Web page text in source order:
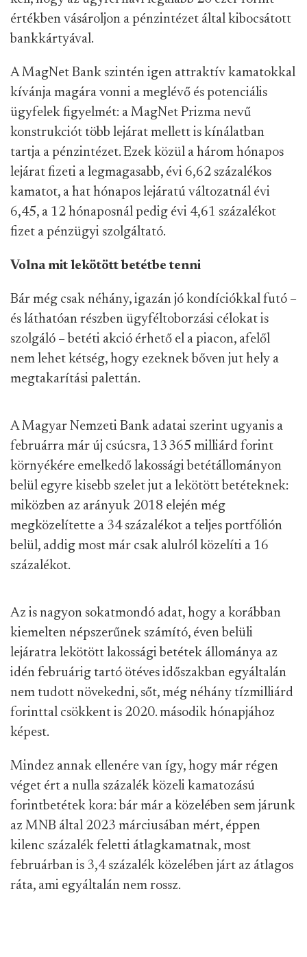
értékben vásároljon a pénzintézet által kibocsátott
bankkártyával.
A MagNet Bank szintén igen attraktív kamatokkal
kívánja magára vonni a meglévő és potenciális
ügyfelek figyelmét: a MagNet Prizma nevű
konstrukciót több lejárat mellett is kínálatban
tartja a pénzintézet. Ezek közül a három hónapos
lejárat fizeti a legmagasabb, évi 6,62 százalékos
kamatot, a hat hónapos lejáratú változatnál évi
6,45, a 12 hónaposnál pedig évi 4,61 százalékot
fizet a pénzügyi szolgáltató.
Volna mit lekötött betétbe tenni
Bár még csak néhány, igazán jó kondíciókkal futó –
és láthatóan részben ügyféltoborzási célokat is
szolgáló – betéti akció érhető el a piacon, afelől
nem lehet kétség, hogy ezeknek bőven jut hely a
megtakarítási palettán.
A Magyar Nemzeti Bank adatai szerint ugyanis a
februárra már új csúcsra, 13 365 milliárd forint
környékére emelkedő lakossági betétállományon
belül egyre kisebb szelet jut a lekötött betéteknek:
miközben az arányuk 2018 elején még
megközelítette a 34 százalékot a teljes portfólión
belül, addig most már csak alulról közelíti a 16
százalékot.
Az is nagyon sokatmondó adat, hogy a korábban
kiemelten népszerűnek számító, éven belüli
lejáratra lekötött lakossági betétek állománya az
idén februárig tartó ötéves időszakban egyáltalán
nem tudott növekedni, sőt, még néhány tízmilliárd
forinttal csökkent is 2020. második hónapjához
képest.
Mindez annak ellenére van így, hogy már régen
véget ért a nulla százalék közeli kamatozású
forintbetétek kora: bár már a közelében sem járunk
az MNB által 2023 márciusában mért, éppen
kilenc százalék feletti átlagkamatnak, most
februárban is 3,4 százalék közelében járt az átlagos
ráta, ami egyáltalán nem rossz.